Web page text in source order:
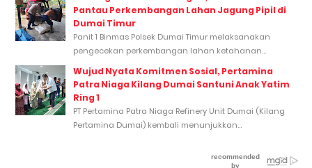
Pantau Perkembangan Lahan Jagung Pipil di
Dumai Timur
Panit 1 Binmas Polsek Dumai Timur melaksanakan
pengecekan perkembangan lahan ketahanan...
Wujud Nyata Komitmen Sosial, Pertamina
Patra Niaga Kilang Dumai Santuni Anak Yatim
Ring 1
PT Pertamina Patra Niaga Refinery Unit Dumai (Kilang
Pertamina Dumai) kembali menunjukkan...